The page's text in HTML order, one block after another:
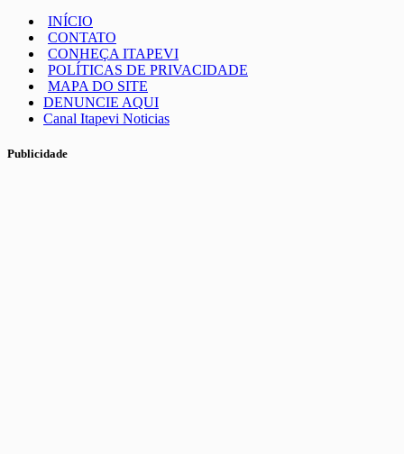
INÍCIO
CONTATO
CONHEÇA ITAPEVI
POLÍTICAS DE PRIVACIDADE
MAPA DO SITE
DENUNCIE AQUI
Canal Itapevi Noticias
Publicidade